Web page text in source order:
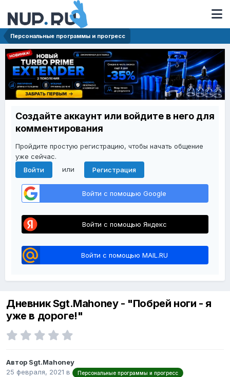
Персональные программы и прогресс
Создайте аккаунт или войдите в него для
комментирования
Пройдите простую регистрацию, чтобы начать общение
уже сейчас.
Войти
или Регистрация
Войти с помощью Google
Войти с помощью Яндекс
Войти с помощью MAIL.RU
Дневник Sgt.Mahoney - "Побрей ноги - я
уже в дороге!"
Автор Sgt.Mahoney
25 февраля, 2021 в Персональные программы и прогресс